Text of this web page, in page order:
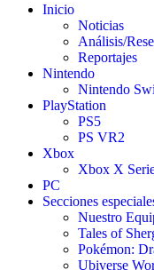
Inicio
Noticias
Análisis/
Reportajes
Nintendo
Nintendo
PlayStation
PS5
PS VR2
Xbox
Xbox X
PC
Secciones
Nuestro
Tales of
Pokémon:
Ubiverse